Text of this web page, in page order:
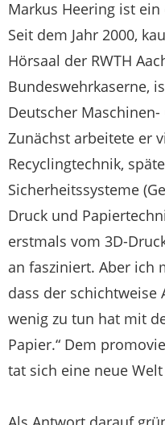
Markus Heering ist
Seit dem Jahr 2000,
Hörsaal der RWTH
Bundeswehrkaserne,
Deutscher
Zunächst arbeitete er
Recyclingtechnik,
Sicherheitssysteme
Druck und
erstmals vom 3D-
an fasziniert. Aber ich
dass der schichtweise
wenig zu tun hat mit
Papier.“ Dem
tat sich eine neue